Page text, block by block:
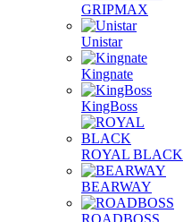
GRIPMAX
Unistar
Kingnate
KingBoss
ROYAL BLACK
BEARWAY
ROADBOSS